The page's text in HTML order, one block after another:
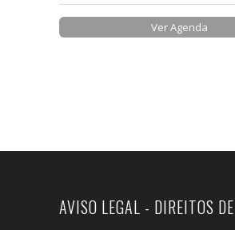
Ver Agenda
AVISO LEGAL - DIREITOS